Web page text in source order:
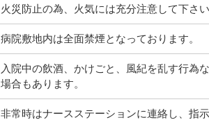
火災防止の為、火気には充分注意して下さい
病院敷地内は全面禁煙となっております。
入院中の飲酒、かけごと、風紀を乱す行為
場合もあります。
非常時はナースステーションに連絡し、指